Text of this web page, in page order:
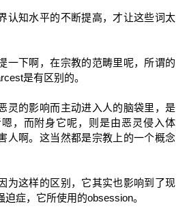
认知水平的不断提高，才让这些词太
一下啊，在宗教的范畴里呢，所谓的
是有区别的。
灵的影响而主动进入人的脑袋里，是
，而附身它呢，则是由恶灵侵入体
人啊。这当然都是宗教上的一个概念
为这样的区别，它其实也影响到了现
症，它所使用的obsession。